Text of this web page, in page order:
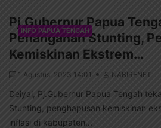
INFO PAPUA TENGAH
Pj.Gubernur Papua
Penanganan Stunting,
Kemiskinan Ekstrem…
1 Agustus, 2023 14:01 NABIRENET
Deiyai, Pj.Gubernur Papua Tengah
Stunting, penghapusan kemiskinan
inflasi di kabupaten...